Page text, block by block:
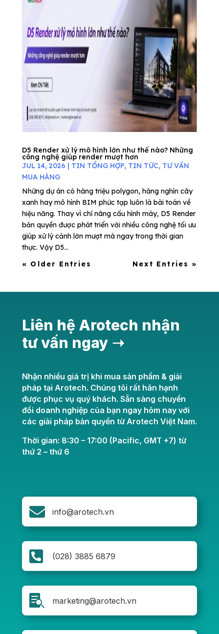
D5 Render xử lý mô hình lớn như thế nào? Những
công nghệ giúp render mượt hơn
JUL 14, 2026 | TIN TỔNG HỢP, TIN TỨC, TƯ VẤN
MUA HÀNG
Những dự án có hàng triệu polygon, hàng nghìn cây
xanh hay mô hình BIM phức tạp luôn là bài toán về
hiệu năng. Thay vì chỉ nâng cấu hình máy, D5 Render
bản quyền được phát triển với nhiều công nghệ tối ưu
giúp xử lý cảnh lớn mượt mà ngay trong thời gian
thực. Vậy D5...
« Older Entries
Next Entries »
Liên hệ Arotech nhận
tư vấn ngay ➝
Nhận nhiều giá trị khi mua sản phẩm & giải
pháp tại Arotech. Chúng tôi rất hân hạnh
được phục vụ quý khách. Sẵn sàng chuyển
đổi doanh nghiệp của bạn ngay hôm nay với
các giải pháp bản quyền từ Arotech Việt Nam.
Thời gian: 8:30 – 17:00 (Pacific, GMT +7) từ
thứ 2 – thứ 6
 info@arotech.vn
 (028) 3885 6879
 marketing@arotech.vn